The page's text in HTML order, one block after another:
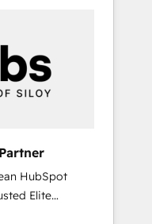
at global
built through
HubSpot
roadmap on